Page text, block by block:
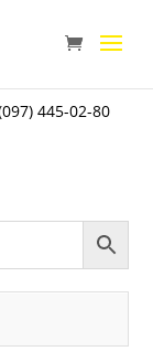
445-02-80